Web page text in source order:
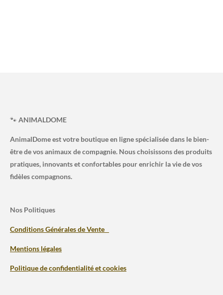
🐾 ANIMALDOME
AnimalDome est votre boutique en ligne spécialisée dans le bien-
être de vos animaux de compagnie. Nous choisissons des produits
pratiques, innovants et confortables pour enrichir la vie de vos
fidèles compagnons.
Nos Politiques
Conditions Générales de Vente
Mentions légales
Politique de confidentialité et cookies